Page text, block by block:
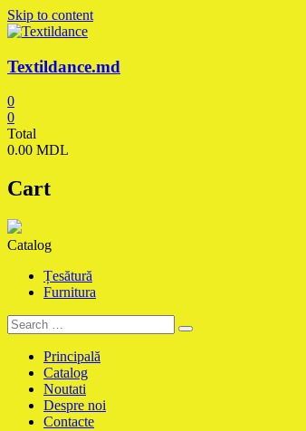
Skip to content
Textildance.md
0
0
Total
0.00 MDL
Cart
Catalog
Țesătură
Furnitura
Principală
Catalog
Noutati
Despre noi
Contacte